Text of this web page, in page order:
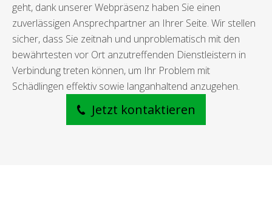
geht, dank unserer Webpräsenz haben Sie einen
zuverlässigen Ansprechpartner an Ihrer Seite. Wir stellen
sicher, dass Sie zeitnah und unproblematisch mit den
bewährtesten vor Ort anzutreffenden Dienstleistern in
Verbindung treten können, um Ihr Problem mit
Schädlingen effektiv sowie langanhaltend anzugehen.
Jetzt kontaktieren